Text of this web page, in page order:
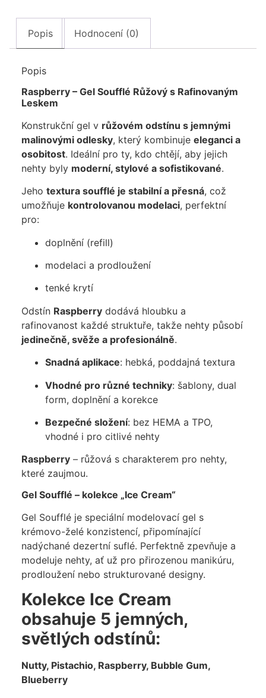
Popis Hodnocení (0)
Popis
Raspberry – Gel Soufflé Růžový s Rafinovaným
Leskem
Konstrukční gel v růžovém odstínu s jemnými
malinovými odlesky, který kombinuje eleganci a
osobitost. Ideální pro ty, kdo chtějí, aby jejich
nehty byly moderní, stylové a sofistikované.
Jeho textura soufflé je stabilní a přesná, což
umožňuje kontrolovanou modelaci, perfektní
pro:
doplnění (refill)
modelaci a prodloužení
tenké krytí
Odstín Raspberry dodává hloubku a
rafinovanost každé struktuře, takže nehty působí
jedinečně, svěže a profesionálně.
Snadná aplikace: hebká, poddajná textura
Vhodné pro různé techniky: šablony, dual
form, doplnění a korekce
Bezpečné složení: bez HEMA a TPO,
vhodné i pro citlivé nehty
Raspberry – růžová s charakterem pro nehty,
které zaujmou.
Gel Soufflé – kolekce „Ice Cream“
Gel Soufflé je speciální modelovací gel s
krémovo-želé konzistencí, připomínající
nadýchané dezertní suflé. Perfektně zpevňuje a
modeluje nehty, ať už pro přirozenou manikúru,
prodloužení nebo strukturované designy.
Kolekce Ice Cream
obsahuje 5 jemných,
světlých odstínů:
Nutty, Pistachio, Raspberry, Bubble Gum,
Blueberry